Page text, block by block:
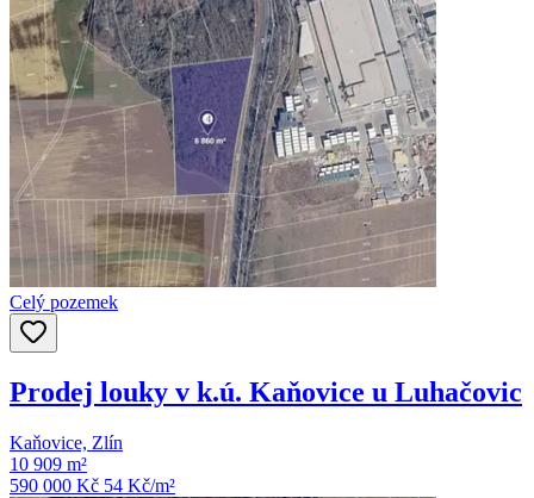
Celý pozemek
Prodej louky v k.ú. Kaňovice u Luhačovic
Kaňovice, Zlín
10 909 m²
590 000 Kč 54 Kč/m²